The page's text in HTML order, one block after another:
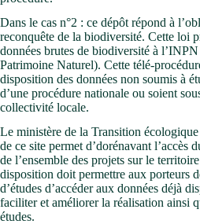
Dans le cas n°2 : ce dépôt répond à
reconquête de la biodiversité. Cette loi
données brutes de biodiversité à
Patrimoine Naturel). Cette télé-
disposition des données non soumis à
d’une procédure nationale ou soient
collectivité locale.
Le ministère de la Transition
de ce site permet d’dorénavant l’accès
de l’ensemble des projets sur le
disposition doit permettre aux porteurs
d’études d’accéder aux données déjà
faciliter et améliorer la réalisation ainsi
études.